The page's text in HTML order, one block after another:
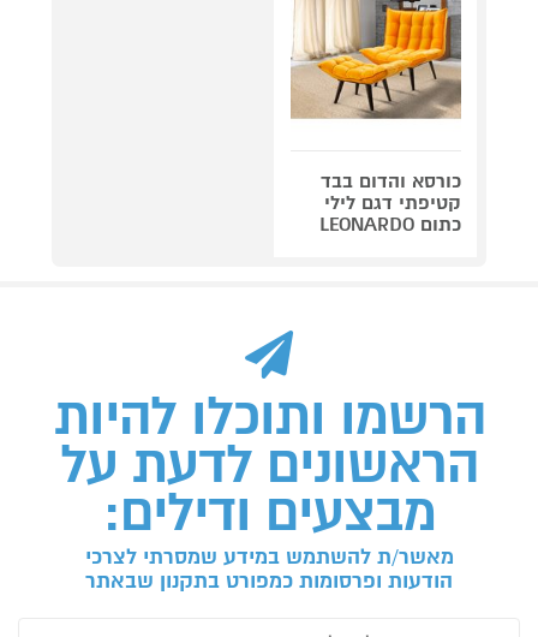
כורסא והדום בבד
קטיפתי דגם לילי
כתום LEONARDO
הרשמו ותוכלו להיות
הראשונים לדעת על
מבצעים ודילים:
מאשר/ת להשתמש במידע שמסרתי לצרכי
הודעות ופרסומות כמפורט בתקנון שבאתר